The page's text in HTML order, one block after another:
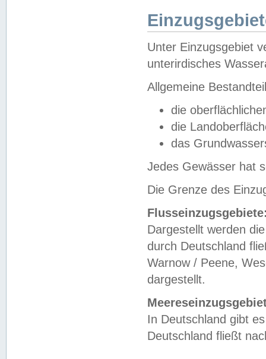
Unter Einzugsgebiet
unterirdisches
Allgemeine
die
die
das
Jedes Gewässer hat
Die Grenze des
Dargestellt werden
durch Deutschland
Warnow / Peene,
dargestellt.
In Deutschland gibt
Deutschland fließt